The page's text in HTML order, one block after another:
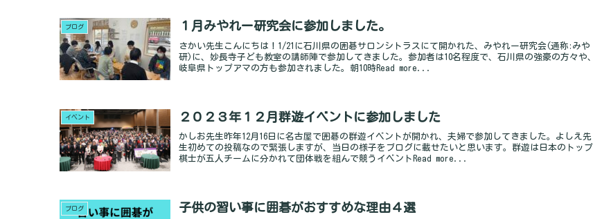
ブログ １月みやれー研究会に参加しました。
さかい先生こんにちは！1/21に石川県の囲碁サロンシトラスにて開かれた、みやれー研究会(通称:みや
研)に、妙長寺子ども教室の講師陣で参加してきました。参加者は10名程度で、石川県の強豪の方々や、
岐阜県トップアマの方も参加されました。朝10時Read more...
イベント ２０２３年１２月群遊イベントに参加しました
かしお先生昨年12月16日に名古屋で囲碁の群遊イベントが開かれ、夫婦で参加してきました。よしえ先
生初めての投稿なので緊張しますが、当日の様子をブログに載せたいと思います。群遊は日本のトップ
棋士が五人チームに分かれて団体戦を組んで競うイベントRead more...
ブログ 子供の習い事に囲碁がおすすめな理由４選